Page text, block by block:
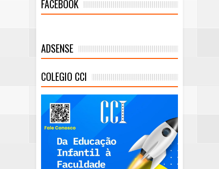
FACEBOOK
ADSENSE
COLEGIO CCI